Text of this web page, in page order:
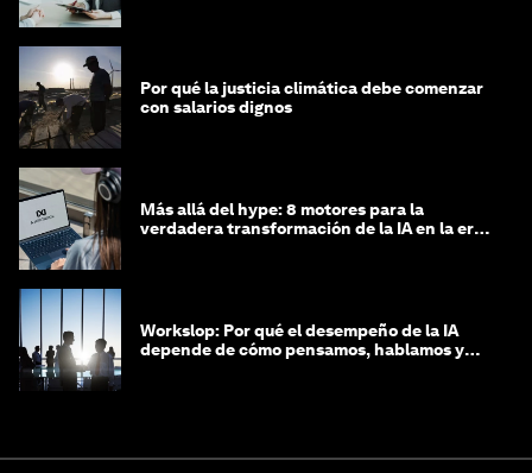
Por qué la justicia climática debe comenzar
con salarios dignos
Más allá del hype: 8 motores para la
verdadera transformación de la IA en la era
Workslop: Por qué el desempeño de la IA
depende de cómo pensamos, hablamos y